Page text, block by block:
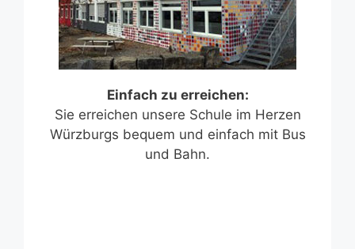
Einfach zu erreichen:
Sie erreichen unsere Schule im Herzen
Würzburgs bequem und einfach mit Bus
und Bahn.